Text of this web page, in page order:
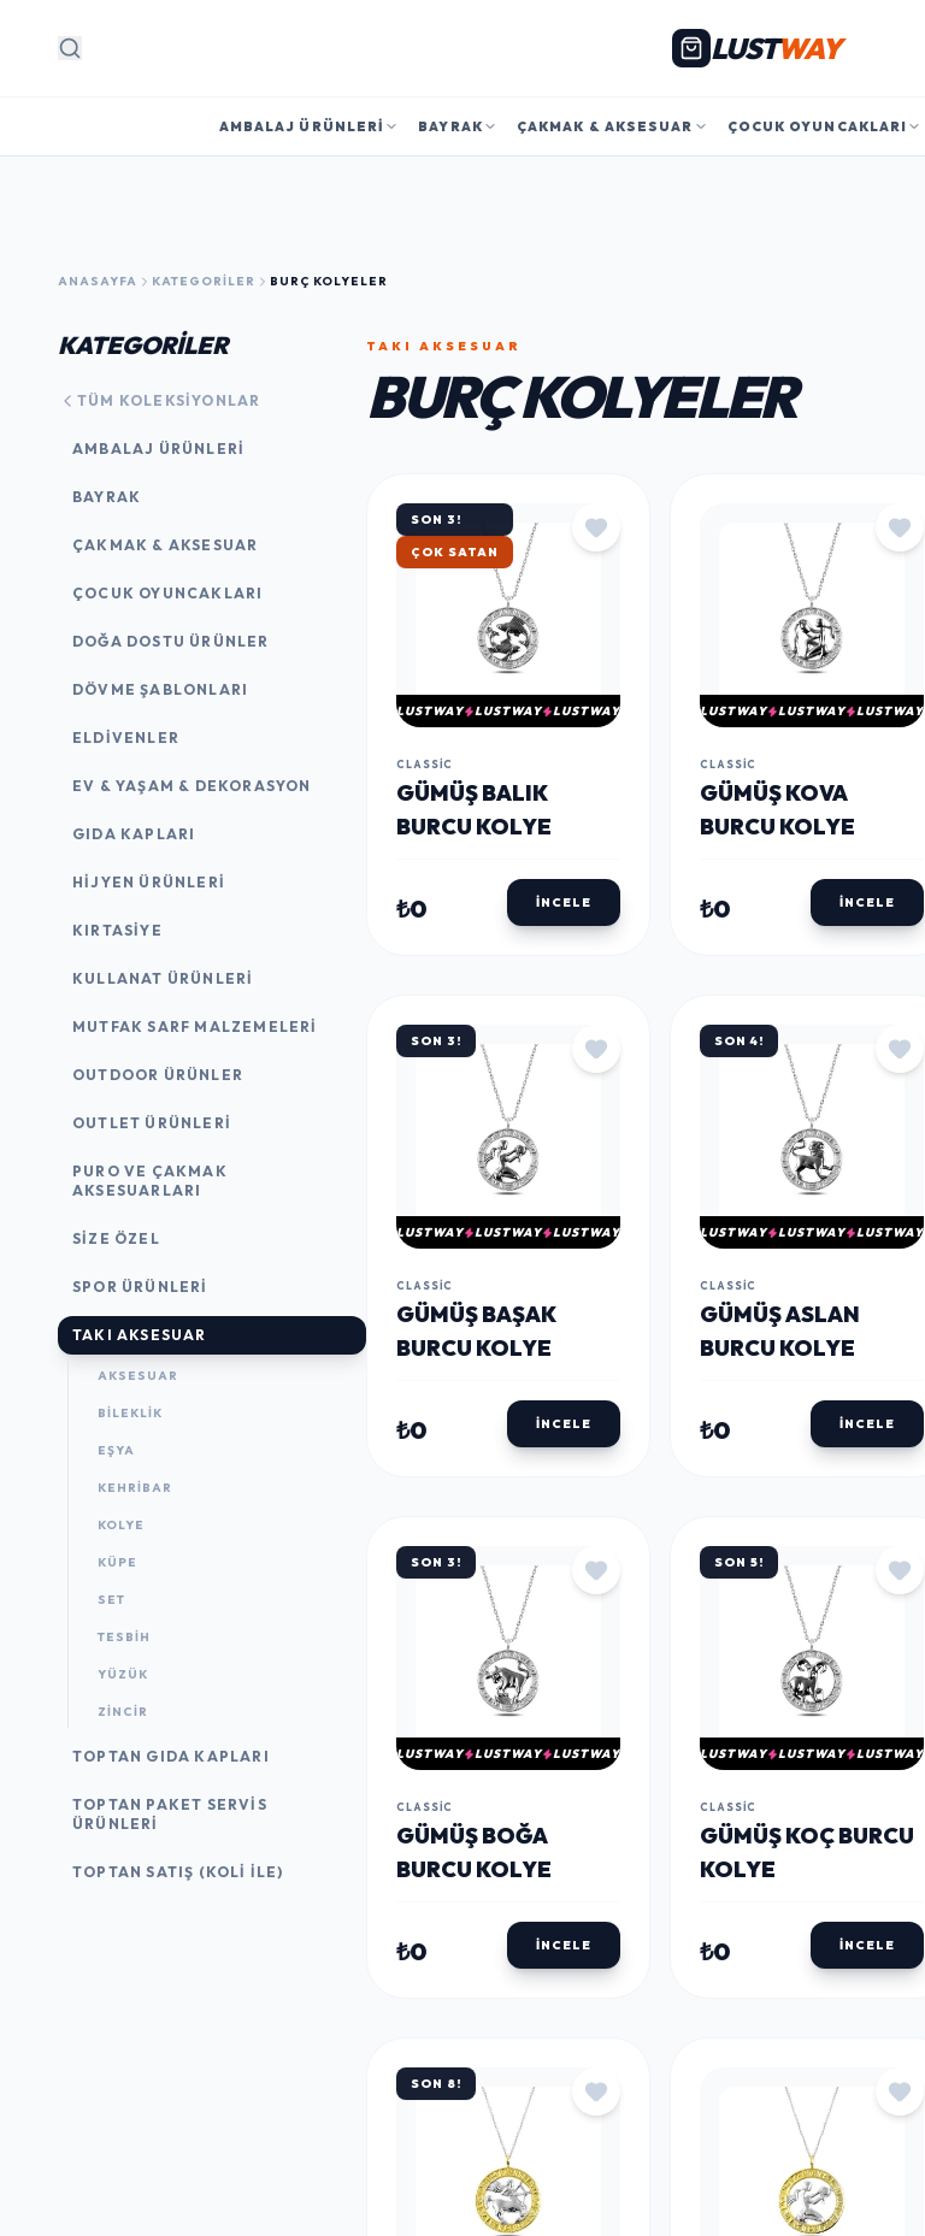
Arama LUSTWAY
AMBALAJ ÜRÜNLERI BAYRAK ÇAKMAK & AKSESUAR ÇOCUK OYUNCAKLARI
ANASAYFA KATEGORILER BURÇ KOLYELER
KATEGORİLER
TÜM KOLEKSIYONLAR
AMBALAJ ÜRÜNLERI
BAYRAK
ÇAKMAK & AKSESUAR
ÇOCUK OYUNCAKLARI
DOĞA DOSTU ÜRÜNLER
DÖVME ŞABLONLARI
ELDIVENLER
EV & YAŞAM & DEKORASYON
GIDA KAPLARI
HIJYEN ÜRÜNLERI
KIRTASİYE
KULLANAT ÜRÜNLERI
MUTFAK SARF MALZEMELERI
OUTDOOR ÜRÜNLER
OUTLET ÜRÜNLERI
PURO VE ÇAKMAK
AKSESUARLARI
SIZE ÖZEL
SPOR ÜRÜNLERI
TAKI AKSESUAR
AKSESUAR
BILEKLIK
EŞYA
KEHRIBAR
KOLYE
KÜPE
SET
TESBIH
YÜZÜK
ZINCIR
TOPTAN GIDA KAPLARI
TOPTAN PAKET SERVIS
ÜRÜNLERI
TOPTAN SATIŞ (KOLI İLE)
TAKI AKSESUAR
BURÇ KOLYELER
SON 3!
HIZLI KARGO
LUSTWAY LUSTWAY LUSTWAY
CLASSIC
GÜMÜŞ BALIK
BURCU KOLYE
₺0 İNCELE
LUSTWAY LUSTWAY LUSTWAY
CLASSIC
​GÜMÜŞ KOVA
BURCU KOLYE
₺0 İNCELE
SON 3!
LUSTWAY LUSTWAY LUSTWAY
CLASSIC
GÜMÜŞ BAŞAK
BURCU KOLYE
₺0 İNCELE
SON 4!
LUSTWAY LUSTWAY LUSTWAY
CLASSIC
​​GÜMÜŞ ASLAN
BURCU KOLYE
₺0 İNCELE
SON 3!
LUSTWAY LUSTWAY LUSTWAY
CLASSIC
​GÜMÜŞ BOĞA
BURCU KOLYE
₺0 İNCELE
SON 5!
LUSTWAY LUSTWAY LUSTWAY
CLASSIC
​GÜMÜŞ KOÇ BURCU
KOLYE
₺0 İNCELE
SON 8!